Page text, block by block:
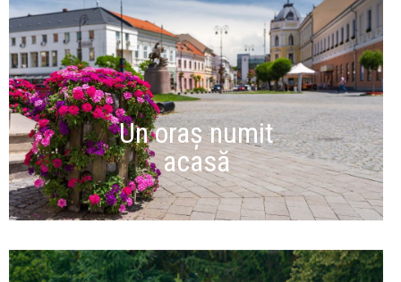
Un oraș numit
acasă